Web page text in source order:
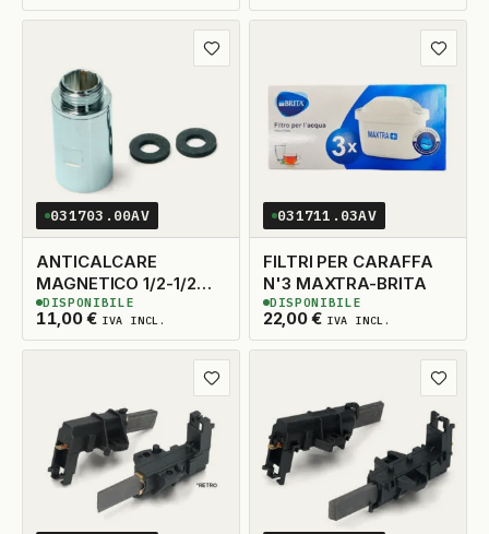
Aggiungi ai preferiti
031703.00AV
ANTICALCARE
MAGNETICO 1/2-1/2
PER DOCCE-CALDAIE
11,00€ IVA INCL.
3DISPONIBILI
DISPONIBILE
031711.03AV
FILTRI PER CARAFFA
N'3 MAXTRA-BRITA
22,00€ IVA INCL.
2DISPONIBILI
DISPONIBILE
Aggiungi ai preferiti